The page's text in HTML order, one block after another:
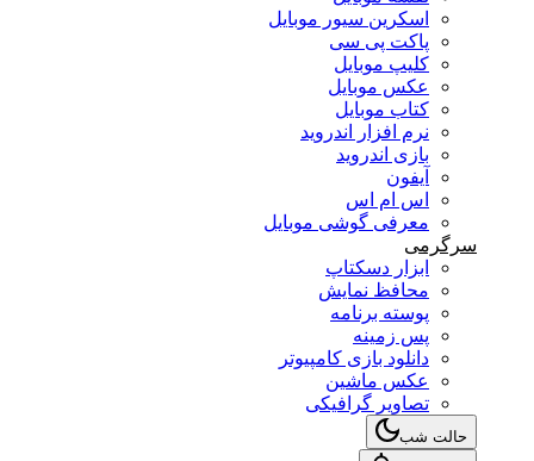
اسکرین سیور موبایل
پاکت پی سی
کلیپ موبایل
عکس موبایل
کتاب موبایل
نرم افزار اندروید
بازی اندروید
آیفون
اس ام اس
معرفی گوشی موبایل
سرگرمی
ابزار دسکتاپ
محافظ نمایش
پوسته برنامه
پس زمینه
دانلود بازی کامپیوتر
عکس ماشین
تصاویر گرافیکی
حالت شب